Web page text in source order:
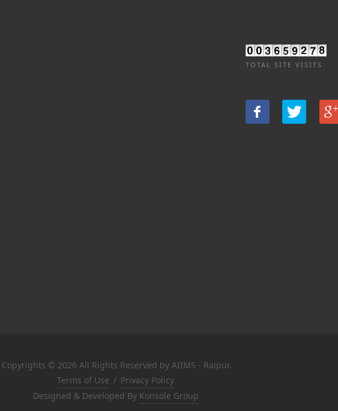
TOTAL SITE VISITS
Copyrights © 2026 All Rights Reserved by AIIMS - Raipur.
Terms of Use / Privacy Policy
Designed & Developed By Konsole Group